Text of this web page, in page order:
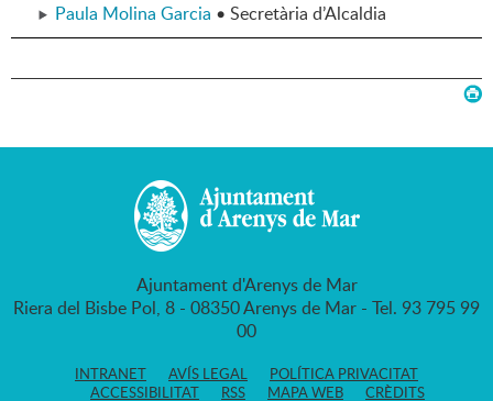
Paula Molina Garcia • Secretària d’Alcaldia
Ajuntament d'Arenys de Mar
Riera del Bisbe Pol, 8 - 08350 Arenys de Mar - Tel. 93 795 99
00
INTRANET AVÍS LEGAL
POLÍTICA PRIVACITAT
ACCESSIBILITAT
RSS MAPA WEB CRÈDITS